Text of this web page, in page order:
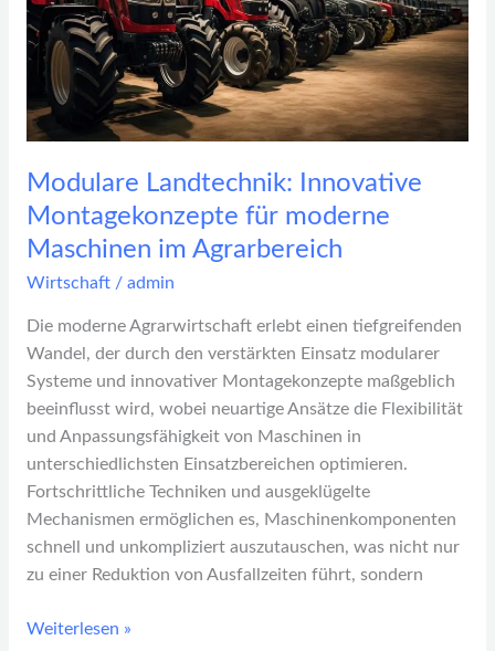
Modulare Landtechnik: Innovative
Montagekonzepte für moderne
Maschinen im Agrarbereich
Wirtschaft/ admin
Die moderne Agrarwirtschaft erlebt einen tiefgreifenden
Wandel, der durch den verstärkten Einsatz modularer
Systeme und innovativer Montagekonzepte maßgeblich
beeinflusst wird, wobei neuartige Ansätze die Flexibilität
und Anpassungsfähigkeit von Maschinen in
unterschiedlichsten Einsatzbereichen optimieren.
Fortschrittliche Techniken und ausgeklügelte
Mechanismen ermöglichen es, Maschinenkomponenten
schnell und unkompliziert auszutauschen, was nicht nur
zu einer Reduktion von Ausfallzeiten führt, sondern
für
moderne
Maschinen
Agrarbereich
Weiterlesen »